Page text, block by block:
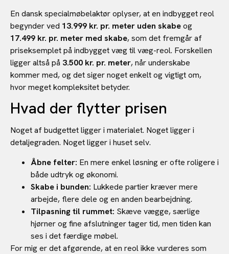
En dansk specialmøbelaktør oplyser, at en indbygget reol
begynder ved 13.999 kr. pr. meter uden skabeog
17.499 kr. pr. meter med skabe, som det fremgår af
priseksemplet på indbygget væg til væg-reol. Forskellen
ligger altså på 3.500 kr. pr. meter, når underskabe
kommer med, og det siger noget enkelt og vigtigt om,
hvor meget kompleksitet betyder.
Hvad der flytter prisen
Noget af budgettet ligger i materialet. Noget ligger i
detaljegraden. Noget ligger i huset selv.
Åbne felter: En mere enkel løsning er ofte roligere i
både udtryk og økonomi.
Skabe i bunden: Lukkede partier kræver mere
arbejde, flere dele og en anden bearbejdning.
Tilpasning til rummet: Skæve vægge, særlige
hjørner og fine afslutninger tager tid, men tiden kan
ses i det færdige møbel.
For mig er det afgørende, at en reol ikke vurderes som